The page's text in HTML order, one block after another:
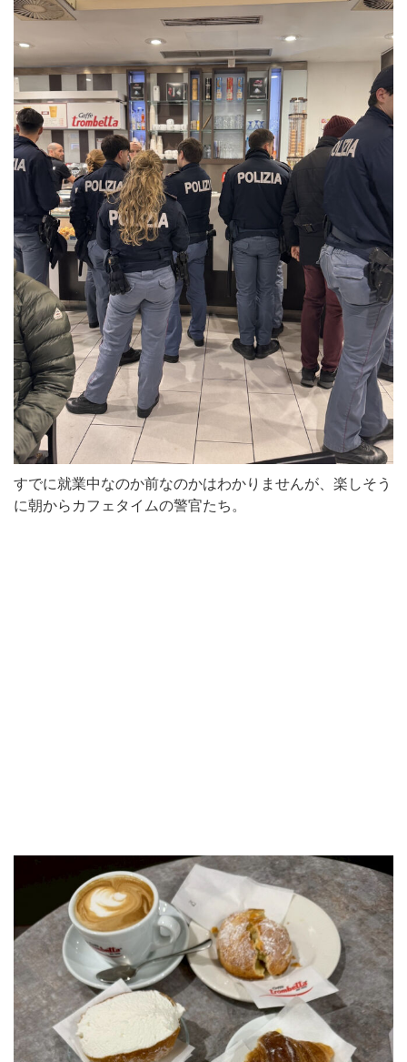
すでに就業中なのか前なのかはわかりませんが、楽しそう
に朝からカフェタイムの警官たち。